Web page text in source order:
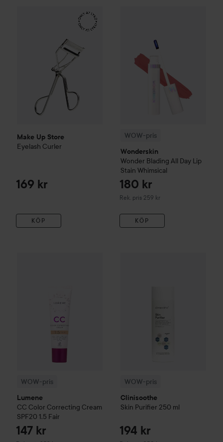
Make Up Store
Eyelash Curler
169 kr
KÖP
Eyelash Curler
WOW-pris
Wonderskin
Wonder Blading All Day Lip
Stain Whimsical
180 kr
Rek. pris 259 kr
Rekommenderat pris 259 kr
KÖP
WOW-pris
Lumene
CC Color Correcting Cream
SPF20 1.5 Fair
147 kr
WOW-pris
Clinisoothe
Skin Purifier 250 ml
194 kr